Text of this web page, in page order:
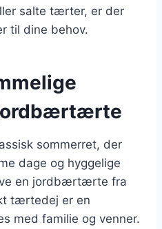
salte tærter, er der
til dine behov.
sommerret, der
dage og hyggelige
en jordbærtærte fra
tærtedej er en
med familie og venner.